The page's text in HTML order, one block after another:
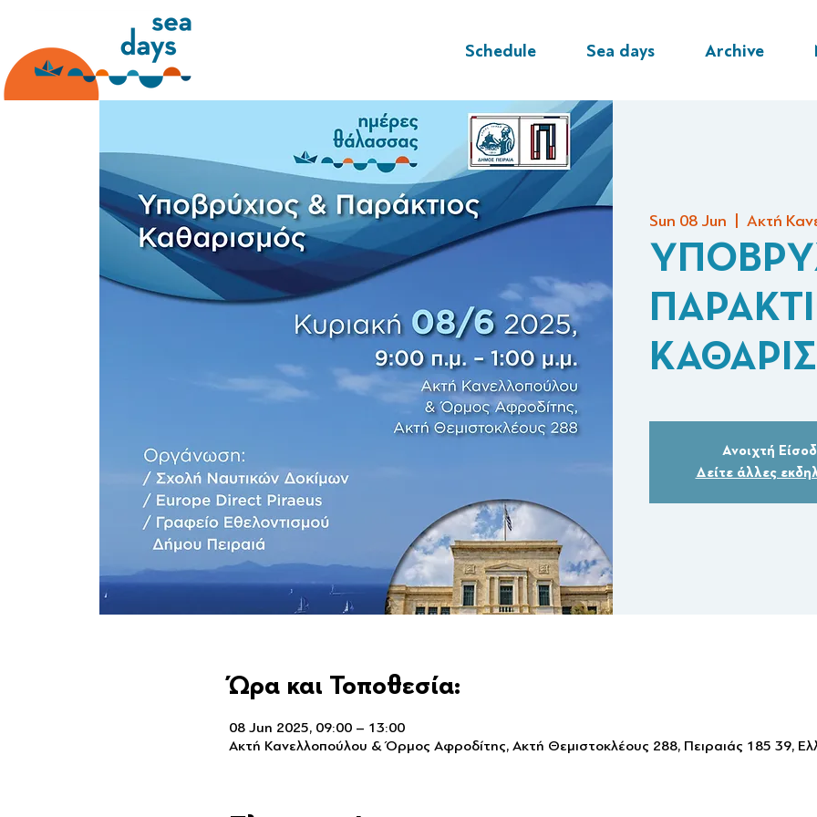
Schedule Sea days Archive
Sun 08 Jun Ακτή
Ανοιχτή
Δείτε άλλες
Ώρα και Τοποθεσία:
08 Jun 2025, 09:00 – 13:00
Ακτή Κανελλοπούλου & Όρμος Αφροδίτης, Ακτή Θεμιστοκλέους 288, Πειραιάς 185 39,